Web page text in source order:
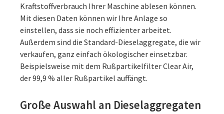
Kraftstoffverbrauch Ihrer Maschine ablesen können.
Mit diesen Daten können wir Ihre Anlage so
einstellen, dass sie noch effizienter arbeitet.
Außerdem sind die Standard-Dieselaggregate, die wir
verkaufen, ganz einfach ökologischer einsetzbar.
Beispielsweise mit dem Rußpartikelfilter Clear Air,
der 99,9 % aller Rußpartikel auffängt.
Große Auswahl an Dieselaggregaten